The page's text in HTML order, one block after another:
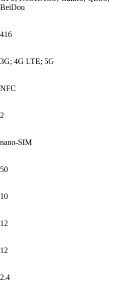
BeiDou
416
3G; 4G LTE; 5G
NFC
2
nano-SIM
50
10
12
12
2.4